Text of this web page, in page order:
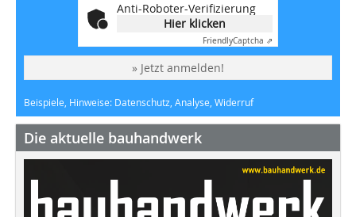
Anti-Roboter-Verifizierung
Hier klicken
FriendlyCaptcha ⇗
» Jetzt anmelden!
Beispiele, Hinweise: Datenschutz, Analyse, Widerruf
Die aktuelle bauhandwerk